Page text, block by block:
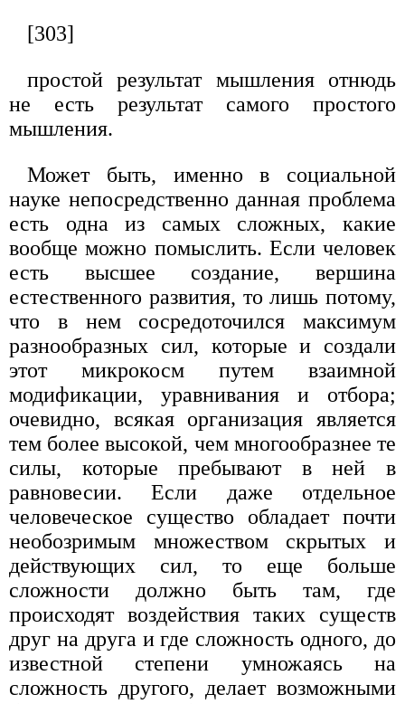
[303]
простой результат мышления отнюдь
не есть результат самого простого
мышления.
Может быть, именно в социальной
науке непосредственно данная проблема
есть одна из самых сложных, какие
вообще можно помыслить. Если человек
есть высшее создание, вершина
естественного развития, то лишь потому,
что в нем сосредоточился максимум
разнообразных сил, которые и создали
этот микрокосм путем взаимной
модификации, уравнивания и отбора;
очевидно, всякая организация является
тем более высокой, чем многообразнее те
силы, которые пребывают в ней в
равновесии. Если даже отдельное
человеческое существо обладает почти
необозримым множеством скрытых и
действующих сил, то еще больше
сложности должно быть там, где
происходят воздействия таких существ
друг на друга и где сложность одного, до
известной степени умножаясь на
сложность другого, делает возможными